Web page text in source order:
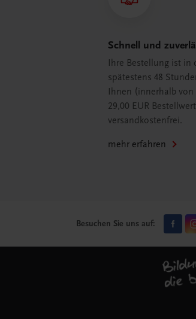
Schnell und
Ihre Bestellung ist in
spätestens 48
Ihnen (innerhalb von
29,00 EUR
versandkostenfrei.
mehr erfahren
Besuchen Sie uns auf: